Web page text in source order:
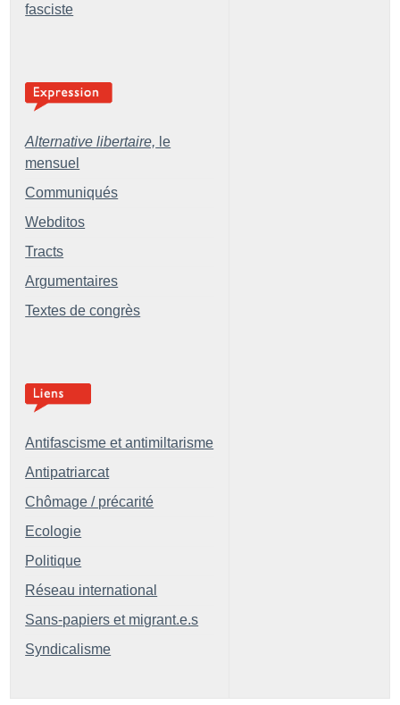
fasciste
Alternative libertaire, le
mensuel
Communiqués
Webditos
Tracts
Argumentaires
Textes de congrès
Antifascisme et antimiltarisme
Antipatriarcat
Chômage / précarité
Ecologie
Politique
Réseau international
Sans-papiers et migrant.e.s
Syndicalisme